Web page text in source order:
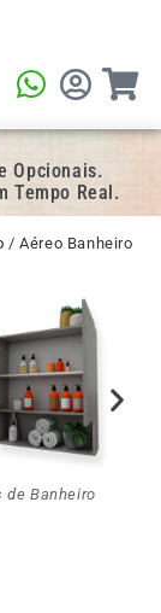
Opcionais.
Tempo Real.
/ Aéreo Banheiro
de Banheiro